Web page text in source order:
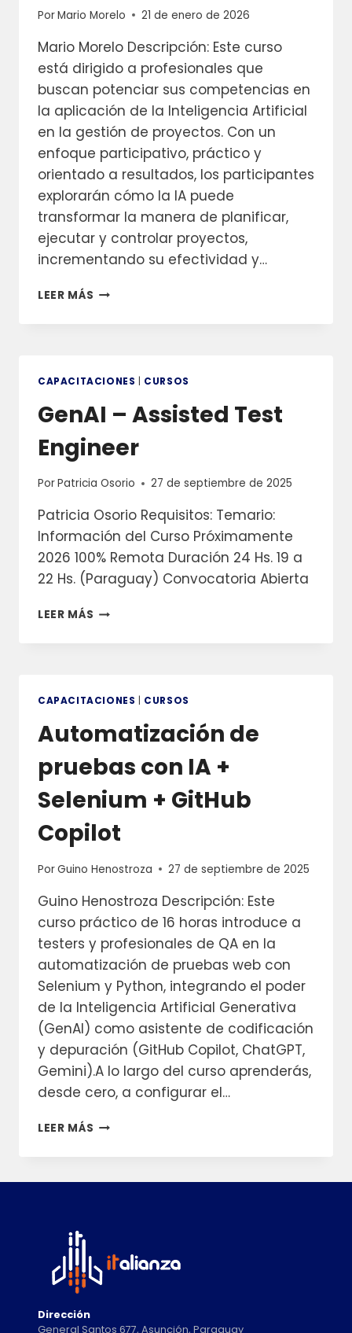
PorMario Morelo 21 de enero de 2026
Mario Morelo Descripción: Este curso
está dirigido a profesionales que
buscan potenciar sus competencias en
la aplicación de la Inteligencia Artificial
en la gestión de proyectos. Con un
enfoque participativo, práctico y
orientado a resultados, los participantes
explorarán cómo la IA puede
transformar la manera de planificar,
ejecutar y controlar proyectos,
incrementando su efectividad y…
LEER MÁS GESTIÓN
CAPACITACIONES CURSOS
GenAI – Assisted Test
Engineer
PorPatricia Osorio 27 de septiembre de 2025
Patricia Osorio Requisitos: Temario:
Información del Curso Próximamente
2026 100% Remota Duración 24 Hs. 19 a
22 Hs. (Paraguay) Convocatoria Abierta
LEER MÁS GENAI
CAPACITACIONES CURSOS
Automatización de
pruebas con IA +
Selenium + GitHub
Copilot
PorGuino Henostroza 27 de septiembre de 2025
Guino Henostroza Descripción: Este
curso práctico de 16 horas introduce a
testers y profesionales de QA en la
automatización de pruebas web con
Selenium y Python, integrando el poder
de la Inteligencia Artificial Generativa
(GenAI) como asistente de codificación
y depuración (GitHub Copilot, ChatGPT,
Gemini).A lo largo del curso aprenderás,
desde cero, a configurar el…
LEER MÁS AUTOMATIZACIÓN
GITHUB
COPILOT
Dirección
General Santos 677, Asunción, Paraguay